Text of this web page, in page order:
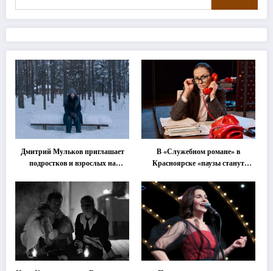
Дмитрий Мульков приглашает
подростков и взрослых на
В «Служебном романе» в
Красноярске «паузы станут